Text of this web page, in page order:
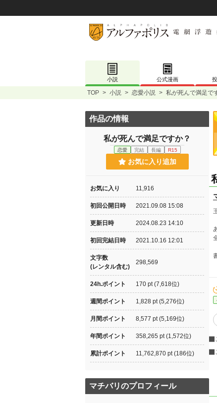
小説 公式漫画
TOP > 小説 > 恋愛小説 > 私が死んで満足で
作品の情報
私が死んで満足ですか？
恋愛 完結 長編 R15
お気に入り追加
お気に入り 11,916
初回公開日時 2021.09.08 15:08
更新日時 2024.08.23 14:10
初回完結日時 2021.10.16 12:01
文字数
(レンタル含む)
298,569
24h.ポイント 170 pt (7,618位)
週間ポイント 1,828 pt (5,276位)
月間ポイント 8,577 pt (5,169位)
年間ポイント 358,265 pt (1,572位)
累計ポイント 11,762,870 pt (186位)
マチバリのプロフィール